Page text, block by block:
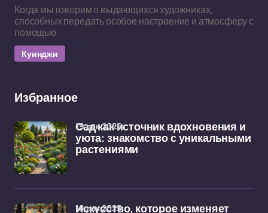
Когда мы говорим о выдающихся художниках,
способных передать особое настроение и атмосферу с
помощью
Куинджи
Избранное
Сад как источник вдохновения и
уюта: знакомство с уникальными
растениями
19 дек 2025
Искусство, которое изменяет
18 дек 2025